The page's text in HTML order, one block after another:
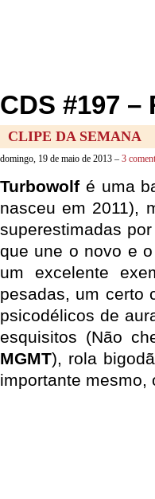
CDS #197
CLIPE DA SEMANA
domingo, 19 de maio de 2013 – 3
Turbowolf é uma
nasceu em 2011),
superestimadas
que une o novo e o
um excelente
pesadas, um certo
psicodélicos de
esquisitos (Não
MGMT), rola
importante mesmo,